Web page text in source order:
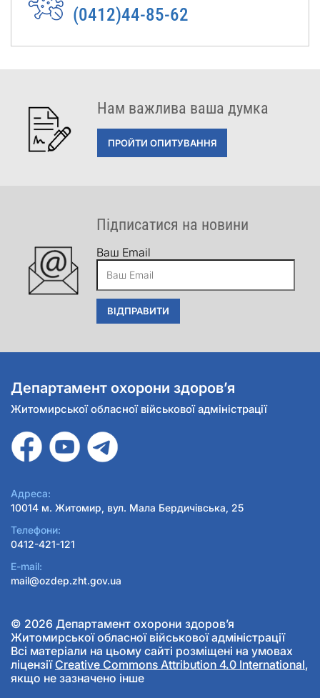
(0412)44-85-62
Нам важлива ваша думка
ПРОЙТИ ОПИТУВАННЯ
Підписатися на новини
Ваш Email
Департамент охорони здоров’я
Житомирської обласної військової адміністрації
Адреса:
10014 м. Житомир, вул. Мала Бердичівська, 25
Телефони:
0412-421-121
E-mail:
mail@ozdep.zht.gov.ua
© 2026 Департамент охорони здоров’я
Житомирської обласної військової адміністрації
Всі матеріали на цьому сайті розміщені на умовах
ліцензіїCreative Commons Attribution 4.0 International,
якщо не зазначено інше